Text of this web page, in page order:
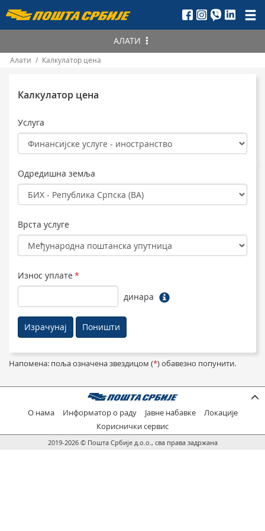
Пошта
д.о.о.
Алати / Калкулатор цена
АЛАТИ
Пронађите
Уручење
Телеграма
Постнет упутнице
Србија
Иностранство
Калкулатор цена
Услуга
Одредишна земља
Врста услуге
Износ уплате*
динара
Напомена: поља означена звездицом (*) обавезно попунити.
О нама Информатор о раду Јавне набавке
Локације
Кориснички сервис
2019-2026 © Пошта Србије д.о.о., сва права задржана